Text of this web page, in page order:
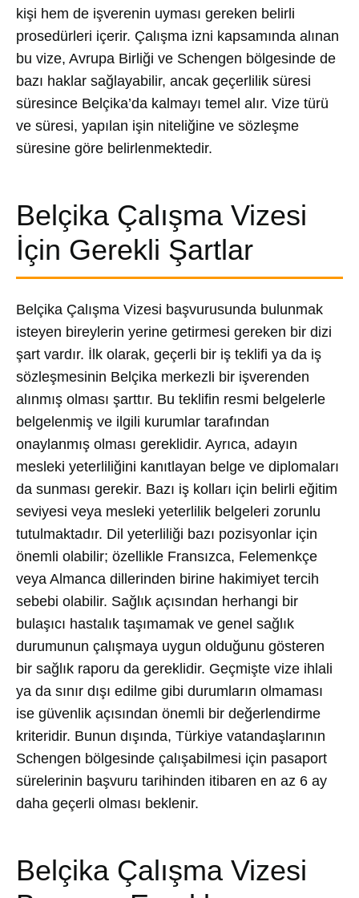
kişi hem de işverenin uyması gereken belirli
prosedürleri içerir. Çalışma izni kapsamında alınan
bu vize, Avrupa Birliği ve Schengen bölgesinde de
bazı haklar sağlayabilir, ancak geçerlilik süresi
süresince Belçika’da kalmayı temel alır. Vize türü
ve süresi, yapılan işin niteliğine ve sözleşme
süresine göre belirlenmektedir.
Belçika Çalışma Vizesi
İçin Gerekli Şartlar
Belçika Çalışma Vizesi başvurusunda bulunmak
isteyen bireylerin yerine getirmesi gereken bir dizi
şart vardır. İlk olarak, geçerli bir iş teklifi ya da iş
sözleşmesinin Belçika merkezli bir işverenden
alınmış olması şarttır. Bu teklifin resmi belgelerle
belgelenmiş ve ilgili kurumlar tarafından
onaylanmış olması gereklidir. Ayrıca, adayın
mesleki yeterliliğini kanıtlayan belge ve diplomaları
da sunması gerekir. Bazı iş kolları için belirli eğitim
seviyesi veya mesleki yeterlilik belgeleri zorunlu
tutulmaktadır. Dil yeterliliği bazı pozisyonlar için
önemli olabilir; özellikle Fransızca, Felemenkçe
veya Almanca dillerinden birine hakimiyet tercih
sebebi olabilir. Sağlık açısından herhangi bir
bulaşıcı hastalık taşımamak ve genel sağlık
durumunun çalışmaya uygun olduğunu gösteren
bir sağlık raporu da gereklidir. Geçmişte vize ihlali
ya da sınır dışı edilme gibi durumların olmaması
ise güvenlik açısından önemli bir değerlendirme
kriteridir. Bunun dışında, Türkiye vatandaşlarının
Schengen bölgesinde çalışabilmesi için pasaport
sürelerinin başvuru tarihinden itibaren en az 6 ay
daha geçerli olması beklenir.
Belçika Çalışma Vizesi